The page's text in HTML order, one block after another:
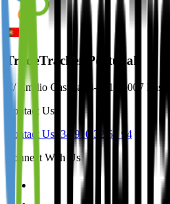
TradeTracker Portugal
C/ Emilio Castelar 4-401 35007 Las
Contact Us
Contact Us +34 910 32 64 94
Connect With Us